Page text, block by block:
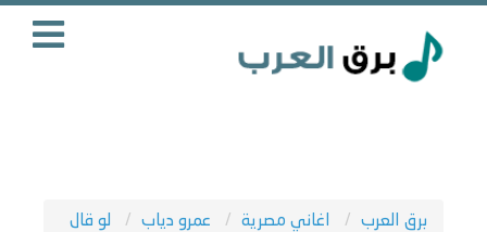
برق العرب اغاني مصرية عمرو دياب لو قال